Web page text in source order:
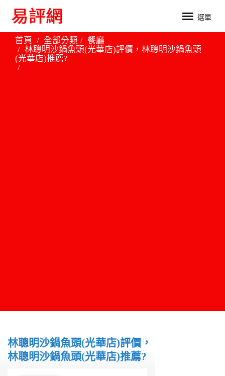
選單
首頁 全部分類
餐廳
林聰明沙鍋魚頭(光華店)評價，林聰明沙鍋魚頭
(光華店)推薦?
林聰明沙鍋魚頭(光華店)評價，
林聰明沙鍋魚頭(光華店)推薦?